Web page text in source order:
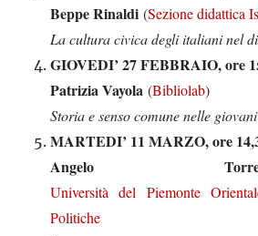
Beppe Rinaldi (Sezione didattica
La cultura civica degli italiani nel
GIOVEDI’ 27 FEBBRAIO, ore
Patrizia Vayola (Bibliolab)
Storia e senso comune nelle
MARTEDI’ 11 MARZO, ore
Angelo
Università del Piemonte
Politiche